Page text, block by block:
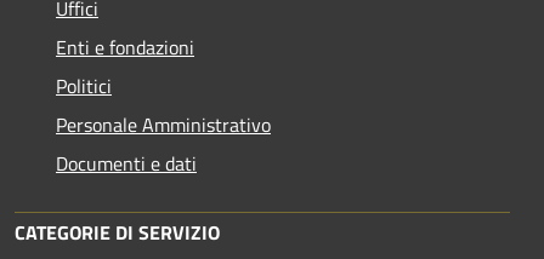
Uffici
Enti e fondazioni
Politici
Personale Amministrativo
Documenti e dati
CATEGORIE DI SERVIZIO